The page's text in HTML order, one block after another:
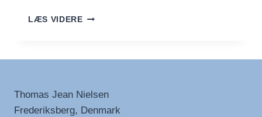
LÆS VIDEREPANDEKAGER
BRUNCH
Thomas Jean Nielsen
Frederiksberg, Denmark